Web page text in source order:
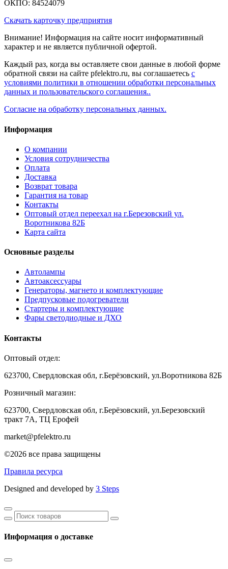
ОКПО: 84524079
Скачать карточку предприятия
Внимание! Информация на сайте носит информативный
характер и не является публичной офертой.
Каждый раз, когда вы оставляете свои данные в любой форме
обратной связи на сайте pfelektro.ru, вы соглашаетесь с
условиями политики в отношении обработки персональных
данных и пользовательского соглашения..
Согласие на обработку персональных данных.
Информация
О компании
Условия сотрудничества
Оплата
Доставка
Возврат товара
Гарантия на товар
Контакты
Оптовый отдел переехал на г.Березовский ул.
Воротникова 82Б
Карта сайта
Основные разделы
Автолампы
Автоаксессуары
Генераторы, магнето и комплектующие
Предпусковые подогреватели
Стартеры и комплектующие
Фары светодиодные и ДХО
Контакты
Оптовый отдел:
623700, Свердловская обл, г.Берёзовский, ул.Воротникова 82Б
Розничный магазин:
623700, Свердловская обл, г.Берёзовский, ул.Березовский
тракт 7А, ТЦ Ерофей
market@pfelektro.ru
©2026 все права защищены
Правила ресурса
Designed and developed by 3 Steps
Информация о доставке